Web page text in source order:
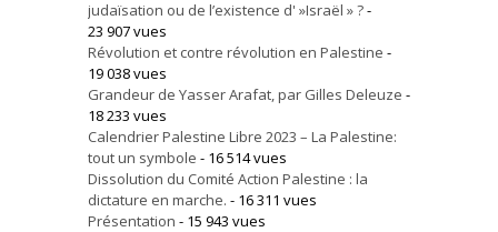
judaïsation ou de l’existence d' »Israël » ?-
23 907 vues
Révolution et contre révolution en Palestine -
19 038 vues
Grandeur de Yasser Arafat, par Gilles Deleuze -
18 233 vues
Calendrier Palestine Libre 2023 – La Palestine:
tout un symbole - 16 514 vues
Dissolution du Comité Action Palestine : la
dictature en marche. - 16 311 vues
Présentation - 15 943 vues